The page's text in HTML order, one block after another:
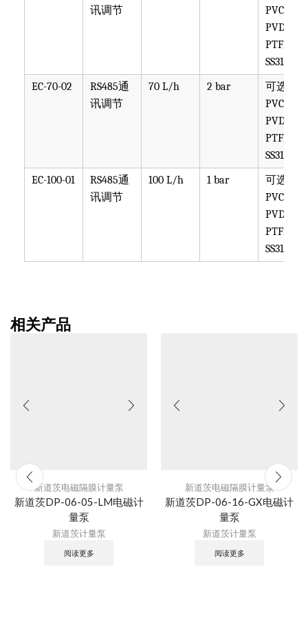
讯调节
PVC,
PVDF,
PTFE,
SS316
EC-70-02
RS485通
讯调节
70 L/h 2 bar
可选
PVC,
PVDF,
PTFE,
SS316
EC-100-01
RS485通
讯调节
100 L/h 1 bar
可选
PVC,
PVDF,
PTFE,
SS316
相关产品
新道茨电磁隔膜计量泵
新道茨DP-06-05-LM电磁计
量泵
新道茨计量泵
阅读更多
新道茨电磁隔膜计量泵
新道茨DP-06-16-GX电磁计
量泵
新道茨计量泵
阅读更多